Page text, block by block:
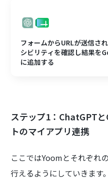
フォームからURLが送信さ
シビリティを確認し結果を
に追加する
ステップ1：ChatGPT
トのマイアプリ連携
ここではYoomとそれぞれ
行えるようにしていきます。